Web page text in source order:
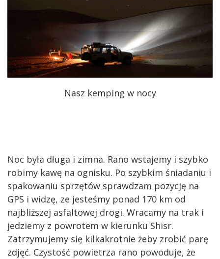
Nasz kemping w nocy
Noc była długa i zimna. Rano wstajemy i szybko
robimy kawę na ognisku. Po szybkim śniadaniu i
spakowaniu sprzętów sprawdzam pozycję na
GPS i widzę, ze jesteśmy ponad 170 km od
najbliższej asfaltowej drogi. Wracamy na trak i
jedziemy z powrotem w kierunku Shisr.
Zatrzymujemy się kilkakrotnie żeby zrobić parę
zdjęć. Czystość powietrza rano powoduje, że